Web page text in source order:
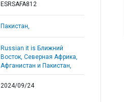
ESRSAFA812
Пакистан,
Russian it is Ближний
Восток, Северная Африка,
Афганистан и Пакистан,
2024/09/24